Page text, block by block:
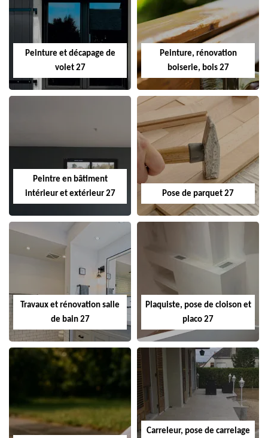
Peinture et décapage de
volet 27
Peinture, rénovation
boiserie, bois 27
Peintre en bâtiment
intérieur et extérieur 27
Pose de parquet 27
Travaux et rénovation salle
de bain 27
Plaquiste, pose de cloison et
placo 27
Carreleur, pose de carrelage